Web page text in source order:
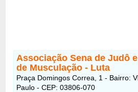
Associação Sena de Judô
de Musculação - Luta
Praça Domingos Correa, 1 - Bairro:
Paulo - CEP: 03806-070